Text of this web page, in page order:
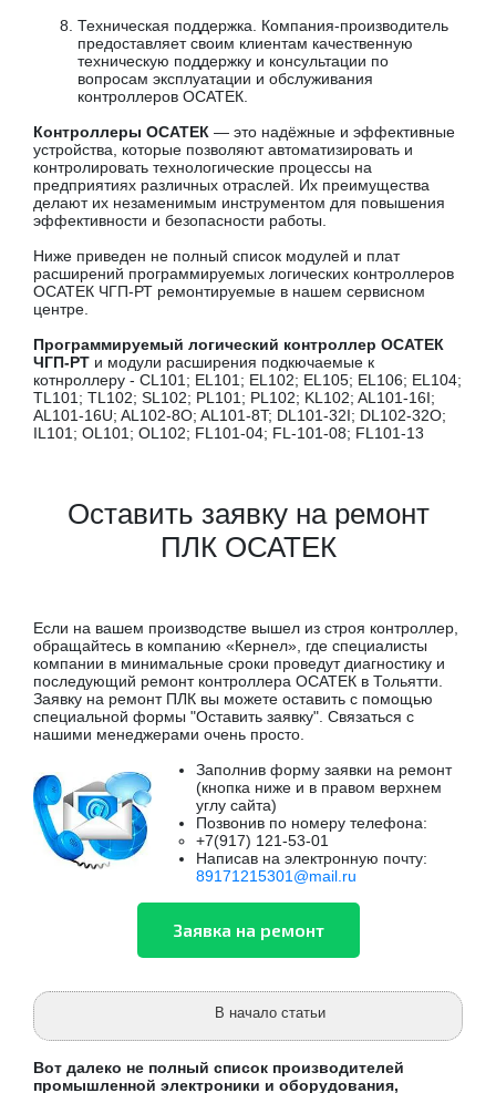
Техническая поддержка. Компания-производитель
предоставляет своим клиентам качественную
техническую поддержку и консультации по
вопросам эксплуатации и обслуживания
контроллеров ОСАТЕК.
Контроллеры ОСАТЕК — это надёжные и эффективные
устройства, которые позволяют автоматизировать и
контролировать технологические процессы на
предприятиях различных отраслей. Их преимущества
делают их незаменимым инструментом для повышения
эффективности и безопасности работы.
Ниже приведен не полный список модулей и плат
расширений программируемых логических контроллеров
ОСАТЕК ЧГП-РТ ремонтируемые в нашем сервисном
центре.
Программируемый логический контроллер ОСАТЕК
ЧГП-РТ и модули расширения подкючаемые к
котнроллеру - CL101; EL101; EL102; EL105; EL106; EL104;
TL101; TL102; SL102; PL101; PL102; KL102; AL101-16I;
AL101-16U; AL102-8O; AL101-8T; DL101-32I; DL102-32O;
IL101; OL101; OL102; FL101-04; FL-101-08; FL101-13
Оставить заявку на ремонт
ПЛК ОСАТЕК
Если на вашем производстве вышел из строя контроллер,
обращайтесь в компанию «Кернел», где специалисты
компании в минимальные сроки проведут диагностику и
последующий ремонт контроллера ОСАТЕК в Тольятти.
Заявку на ремонт ПЛК вы можете оставить с помощью
специальной формы "Оставить заявку". Связаться с
нашими менеджерами очень просто.
Заполнив форму заявки на ремонт
(кнопка ниже и в правом верхнем
углу сайта)
Позвонив по номеру телефона:
+7(917) 121-53-01
Написав на электронную почту:
89171215301@mail.ru
В начало статьи
Вот далеко не полный список производителей
промышленной электроники и оборудования,